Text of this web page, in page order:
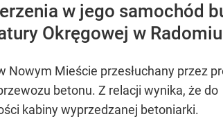
nad morzemw jego samochód
Okręgowej w
Nowym Mieście przesłuchany przez
betonu. Z relacji wynika, że
kabiny wyprzedzanej betoniarki.